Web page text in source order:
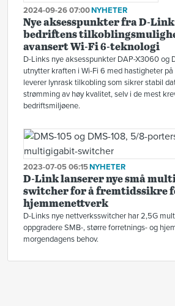
2024-09-26 07:00NYHETER
Nye aksesspunkter fra D-
bedriftens
avansert Wi-Fi 6-teknologi
D-Links nye aksesspunkter DAP-X3060 og
utnytter kraften i Wi-Fi 6 med hastigheter
leverer lynrask tilkobling som sikrer stabil
strømming av høy kvalitet, selv i de mest
bedriftsmiljøene.
2023-07-05 06:15NYHETER
D-Link lanserer nye små
switcher for å fremtidssikre
hjemmenettverk
D-Links nye nettverksswitcher har 2,5G
oppgradere SMB-, større forretnings- og
morgendagens behov.